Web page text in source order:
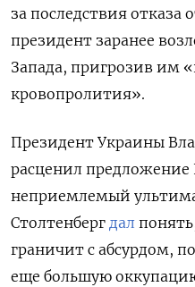
за последствия отказа
президент заранее
Запада, пригрозив им
кровопролития».
Президент Украины
расценил предложение
неприемлемый
Столтенберг дал
граничит с абсурдом,
еще большую